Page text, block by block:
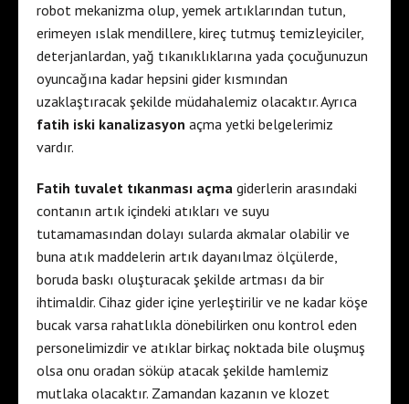
robot mekanizma olup, yemek artıklarından tutun,
erimeyen ıslak mendillere, kireç tutmuş temizleyiciler,
deterjanlardan, yağ tıkanıklıklarına yada çocuğunuzun
oyuncağına kadar hepsini gider kısmından
uzaklaştıracak şekilde müdahalemiz olacaktır. Ayrıca
fatih iski kanalizasyon açma yetki belgelerimiz
vardır.
Fatih tuvalet tıkanması açma giderlerin arasındaki
contanın artık içindeki atıkları ve suyu
tutamamasından dolayı sularda akmalar olabilir ve
buna atık maddelerin artık dayanılmaz ölçülerde,
boruda baskı oluşturacak şekilde artması da bir
ihtimaldir. Cihaz gider içine yerleştirilir ve ne kadar köşe
bucak varsa rahatlıkla dönebilirken onu kontrol eden
personelimizdir ve atıklar birkaç noktada bile oluşmuş
olsa onu oradan söküp atacak şekilde hamlemiz
mutlaka olacaktır. Zamandan kazanın ve klozet